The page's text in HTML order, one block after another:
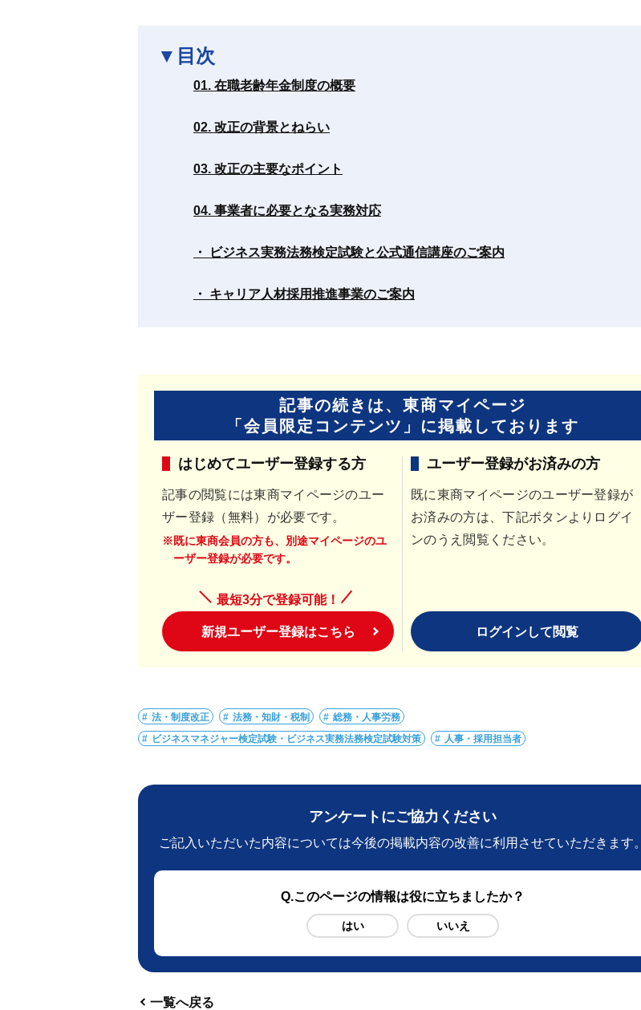
▼目次
01. 在職老齢年金制度の概要
02. 改正の背景とねらい
03. 改正の主要なポイント
04. 事業者に必要となる実務対応
・ ビジネス実務法務検定試験と公式通信講座のご案内
・ キャリア人材採用推進事業のご案内
記事の続きは、東商マイページ
「会員限定コンテンツ」に掲載しております
はじめてユーザー登録する方
記事の閲覧には東商マイページのユー
ザー登録（無料）が必要です。
※既に東商会員の方も、別途マイページのユ
ーザー登録が必要です。
最短3分で登録可能！
新規ユーザー登録はこちら
ユーザー登録がお済みの方
既に東商マイページのユーザー登録が
お済みの方は、下記ボタンよりログイ
ンのうえ閲覧ください。
ログインして閲覧
法・制度改正 法務・知財・税制 総務・人事労務
ビジネスマネジャー検定試験・ビジネス実務法務検定試験対策 人事・採用担当者
アンケートにご協力ください
ご記入いただいた内容については今後の掲載内容の改善に利用させていただきます。
Q.このページの情報は役に立ちましたか？
はい いいえ
一覧へ戻る